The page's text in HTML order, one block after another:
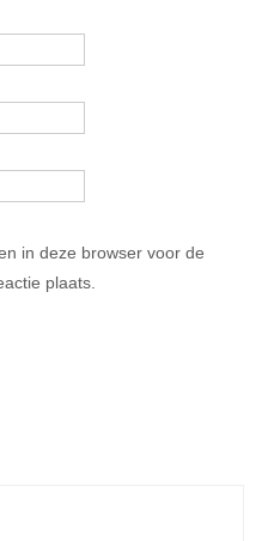
in deze browser voor de
plaats.